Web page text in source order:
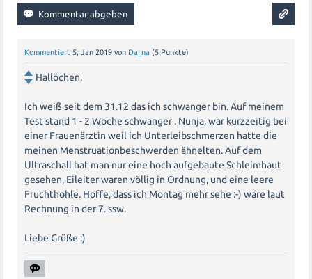
Kommentiert 5, Jan 2019 von Da_na (5 Punkte)
Hallöchen,
Ich weiß seit dem 31.12 das ich schwanger bin. Auf meinem
Test stand 1 - 2 Woche schwanger . Nunja, war kurzzeitig bei
einer Frauenärztin weil ich Unterleibschmerzen hatte die
meinen Menstruationbeschwerden ähnelten. Auf dem
Ultraschall hat man nur eine hoch aufgebaute Schleimhaut
gesehen, Eileiter waren völlig in Ordnung, und eine leere
Fruchthöhle. Hoffe, dass ich Montag mehr sehe :-) wäre laut
Rechnung in der 7. ssw.
Liebe Grüße :)